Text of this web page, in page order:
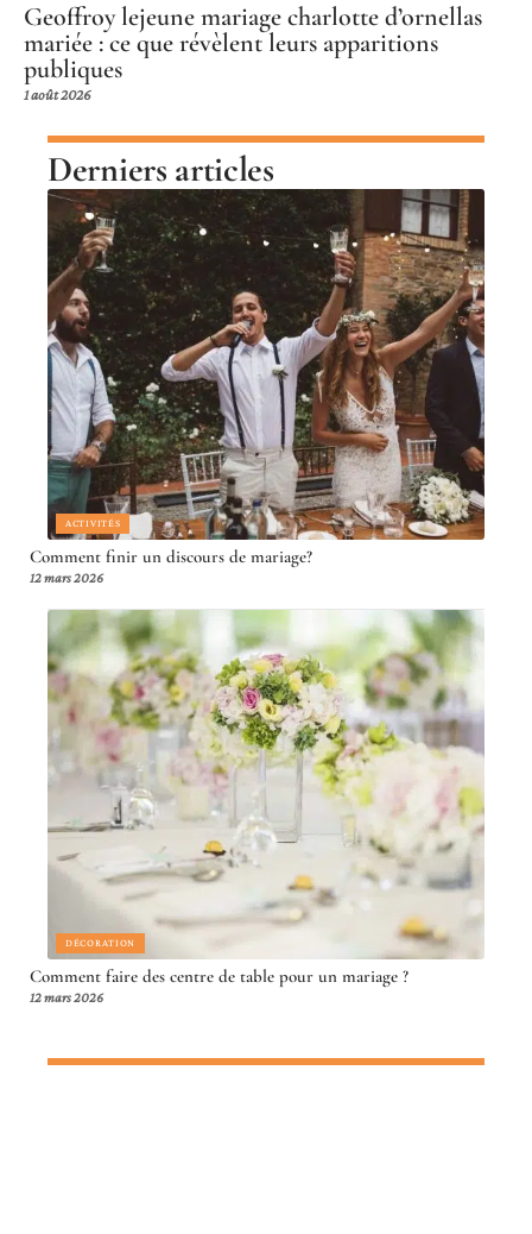
Geoffroy lejeune mariage charlotte d’ornellas
mariée : ce que révèlent leurs apparitions
publiques
1 août 2026
Derniers articles
ACTIVITÉS
Comment finir un discours de mariage?
12 mars 2026
DÉCORATION
Comment faire des centre de table pour un mariage ?
12 mars 2026